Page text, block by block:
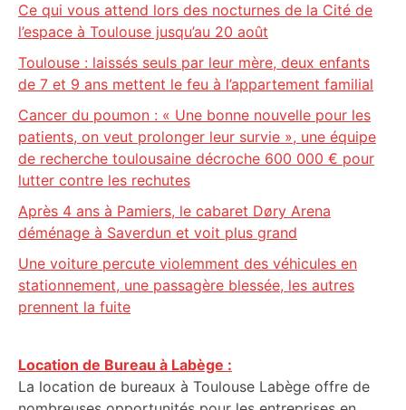
Ce qui vous attend lors des nocturnes de la Cité de
l’espace à Toulouse jusqu’au 20 août
Toulouse : laissés seuls par leur mère, deux enfants
de 7 et 9 ans mettent le feu à l’appartement familial
Cancer du poumon : « Une bonne nouvelle pour les
patients, on veut prolonger leur survie », une équipe
de recherche toulousaine décroche 600 000 € pour
lutter contre les rechutes
Après 4 ans à Pamiers, le cabaret Døry Arena
déménage à Saverdun et voit plus grand
Une voiture percute violemment des véhicules en
stationnement, une passagère blessée, les autres
prennent la fuite
Location de Bureau à Labège :
La location de bureaux à Toulouse Labège offre de